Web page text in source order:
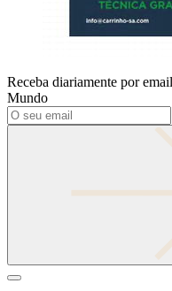
Receba diariamente por
Mundo